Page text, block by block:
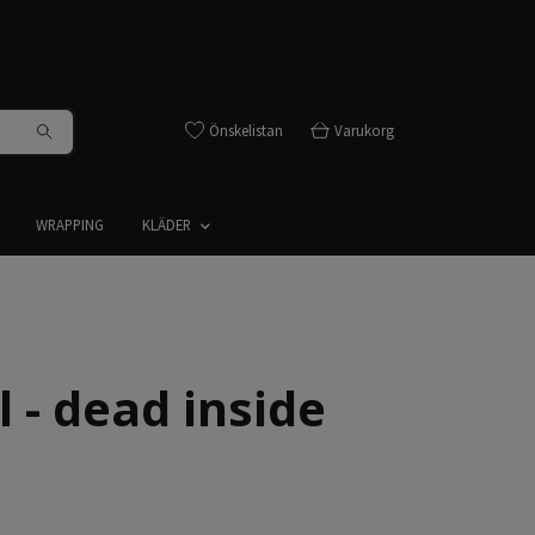
Önskelistan Varukorg
WRAPPING KLÄDER
- dead inside